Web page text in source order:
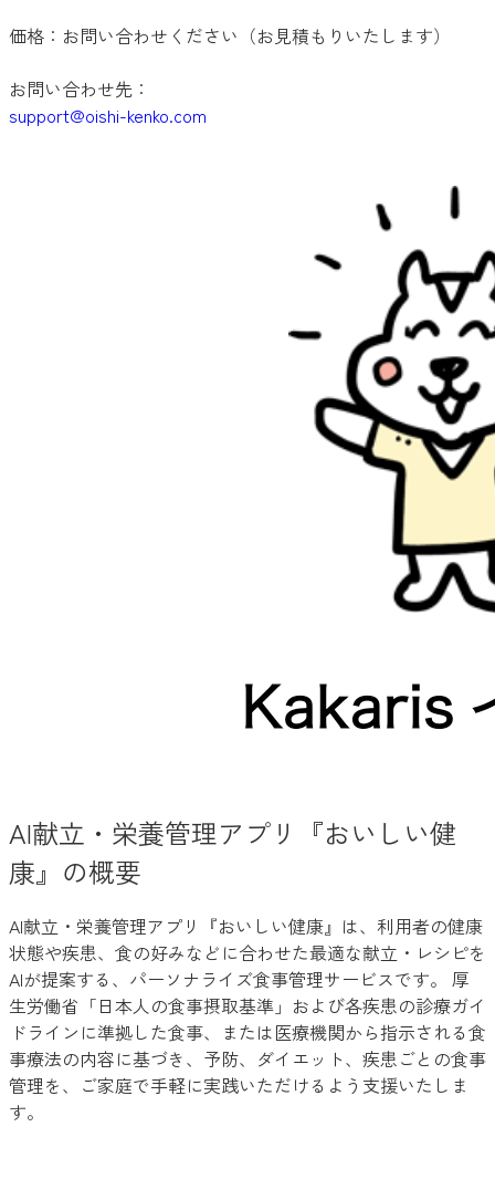
価格：お問い合わせください（お見積もりいたします）
お問い合わせ先：
support@oishi-kenko.com
AI献立・栄養管理アプリ『おいしい健
康』の概要
AI献立・栄養管理アプリ『おいしい健康』は、利用者の健康
状態や疾患、食の好みなどに合わせた最適な献立・レシピを
AIが提案する、パーソナライズ食事管理サービスです。 厚
生労働省「日本人の食事摂取基準」および各疾患の診療ガイ
ドラインに準拠した食事、または医療機関から指示される食
事療法の内容に基づき、予防、ダイエット、疾患ごとの食事
管理を、ご家庭で手軽に実践いただけるよう支援いたしま
す。